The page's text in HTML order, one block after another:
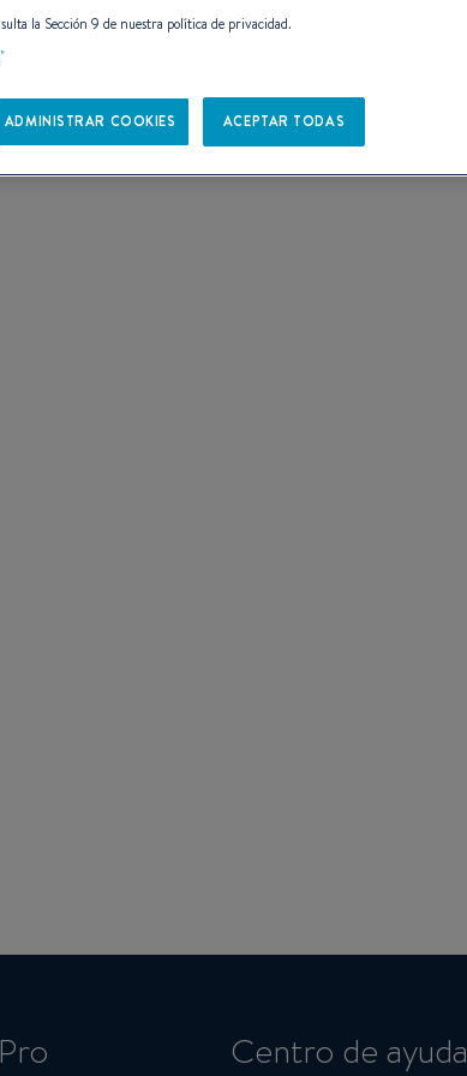
Centro de ayuda
la Sección 9 de nuestra política de privacidad.
ADMINISTRAR COOKIES ACEPTAR TODAS